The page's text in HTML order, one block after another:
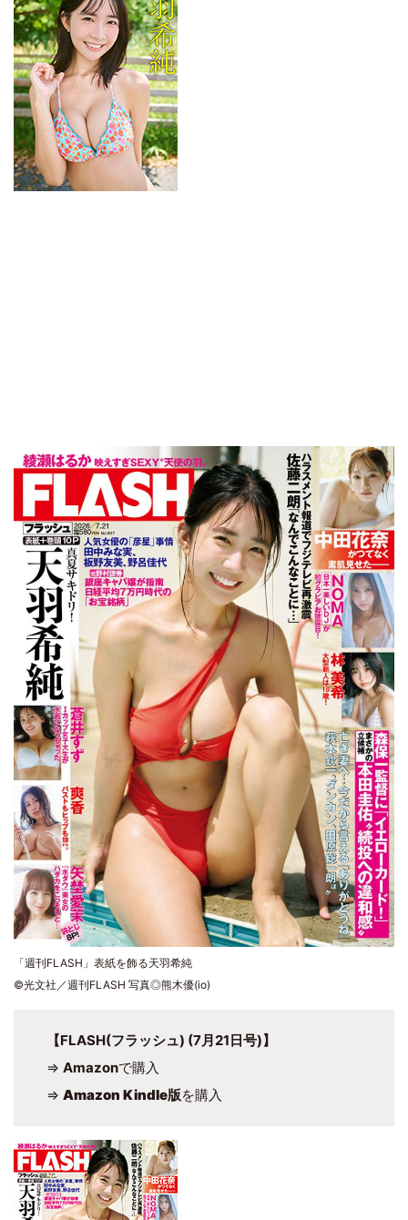
「週刊FLASH」表紙を飾る天羽希純
©光文社／週刊FLASH 写真◎熊木優(io)
【FLASH(フラッシュ) (7月21日号)】
⇒ Amazonで購入
⇒ Amazon Kindle版を購入